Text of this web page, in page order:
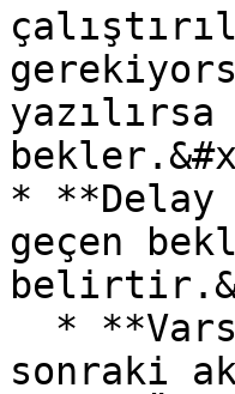
yazılırsa
* **Delay
geçen
sonraki